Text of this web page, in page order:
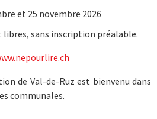
et 25 novembre 2026
sans inscription préalable.
de Val-de-Ruz est bienvenu dans
communales.